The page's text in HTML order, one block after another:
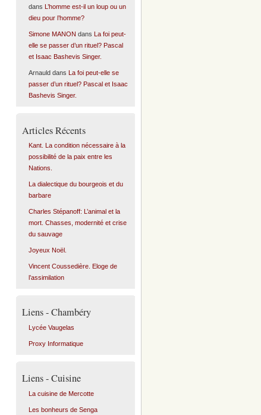
dans
L’homme est-il un loup ou un
dieu pour l’homme?
Simone MANON dans
La foi peut-
elle se passer d’un rituel? Pascal
et Isaac Bashevis Singer.
Arnauld dans
La foi peut-elle se
passer d’un rituel? Pascal et Isaac
Bashevis Singer.
Articles Récents
Kant. La condition nécessaire à la
possibilité de la paix entre les
Nations.
La dialectique du bourgeois et du
barbare
Charles Stépanoff: L’animal et la
mort. Chasses, modernité et crise
du sauvage
Joyeux Noël.
Vincent Coussedière. Eloge de
l’assimilation
Liens - Chambéry
Lycée Vaugelas
Proxy Informatique
Liens - Cuisine
La cuisine de Mercotte
Les bonheurs de Senga